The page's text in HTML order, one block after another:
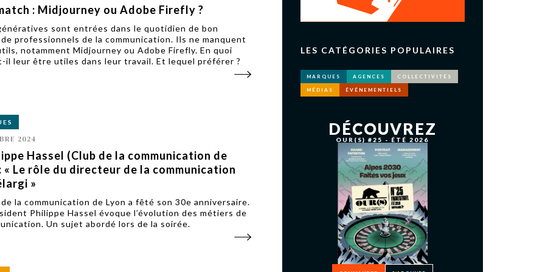
: Midjourney ou Adobe Firefly ?
sont entrées dans le quotidien de bon
professionnels de la communication. Ils ne manquent
notamment Midjourney ou Adobe Firefly. En quoi
il leur être utiles dans leur travail. Et lequel préférer ?
2024
Hassel (Club de la communication de
« Le rôle du directeur de la communication
»
la communication de Lyon a fêté son 30e anniversaire.
Philippe Hassel évoque l’évolution des métiers de
Un sujet abordé lors de la soirée.
LES CATÉGORIES POPULAIRES
MARQUES AGENCES COLLECTIVITÉS
MÉDIAS ÉVÉNEMENTIELS
DÉCOUVREZ
OUR(S) #25 - ÉTÉ 2026